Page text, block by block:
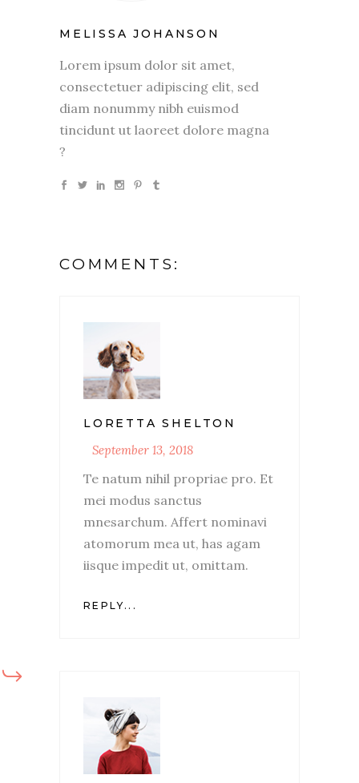
MELISSA JOHANSON
Lorem ipsum dolor sit amet,
consectetuer adipiscing elit, sed
diam nonummy nibh euismod
tincidunt ut laoreet dolore magna
?
COMMENTS:
LORETTA SHELTON
September 13, 2018
Te natum nihil propriae pro. Et
mei modus sanctus
mnesarchum. Affert nominavi
atomorum mea ut, has agam
iisque impedit ut, omittam.
REPLY...